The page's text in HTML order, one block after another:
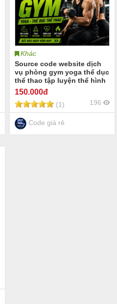
Khác
Source code website dịch
vụ phòng gym yoga thể dục
thể thao tập luyện thể hình
gym yoga dành cho các
phòng gym trung tâm thể
hình gym yoga fitness
center và câu lạc bộ thể
thao
150.000đ
(1) 196
Code giá rẻ